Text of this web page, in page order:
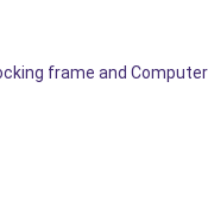
frame and